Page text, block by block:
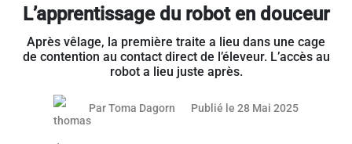
L’apprentissage du robot en douceur
Après vêlage, la première traite a lieu dans une cage
de contention au contact direct de l’éleveur. L’accès au
robot a lieu juste après.
ParToma Dagorn Publié le 28 Mai 202527 mai